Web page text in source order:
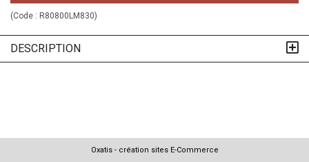
(Code : R80800LM830)
DESCRIPTION
Oxatis - création sites E-Commerce